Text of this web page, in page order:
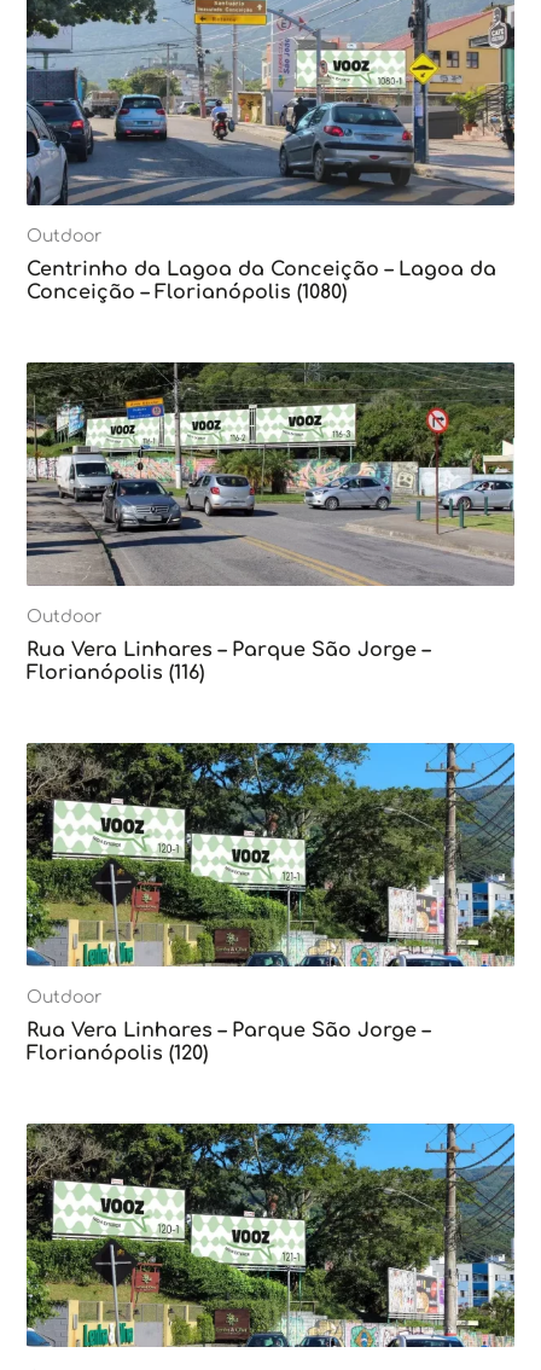
Outdoor
Centrinho da Lagoa da Conceição – Lagoa da
Conceição – Florianópolis (1080)
Outdoor
Rua Vera Linhares – Parque São Jorge –
Florianópolis (116)
Outdoor
Rua Vera Linhares – Parque São Jorge –
Florianópolis (120)